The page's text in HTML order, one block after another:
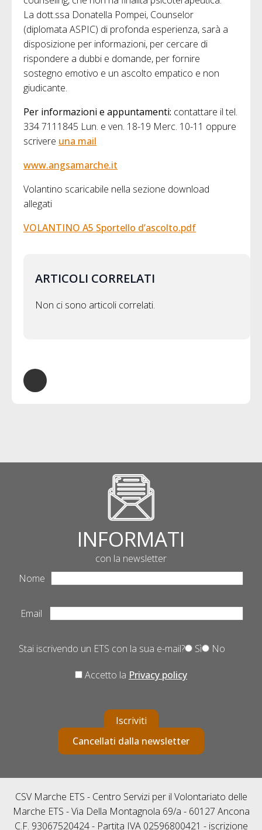
La dott.ssa Donatella Pompei, Counselor
(diplomata ASPIC) di profonda esperienza, sarà a
disposizione per informazioni, per cercare di
rispondere a dubbi e domande, per fornire
sostegno emotivo e un ascolto empatico e non
giudicante.
Per informazioni e appuntamenti: contattare il tel.
334 7111845 Lun. e ven. 18-19 Merc. 10-11 oppure
scrivere una mail
www.angsamarche.it
Volantino scaricabile nella sezione download
allegati
VOLANTINO A5 Sportello d’ascolto.pdf
ARTICOLI CORRELATI
Non ci sono articoli correlati.
INFORMATI
con la newsletter
Nome
Email
Stai iscrivendo un ETS con la sua e-mail? Sì No
Accetto la Privacy policy
Iscriviti
Cancellati dalla newsletter
CSV Marche ETS - Centro Servizi per il Volontariato delle
Marche ETS - Via Della Montagnola 69/a - 60127 Ancona
C.F. 93067520424 - Partita IVA 02596800421 - iscrizione